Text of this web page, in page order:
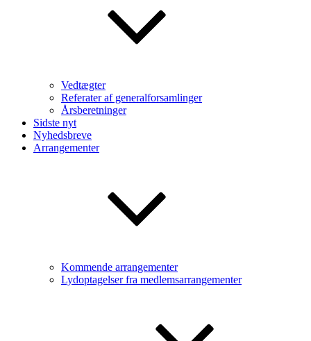
Vedtægter
Referater af generalforsamlinger
Årsberetninger
Sidste nyt
Nyhedsbreve
Arrangementer
Kommende arrangementer
Lydoptagelser fra medlemsarrangementer